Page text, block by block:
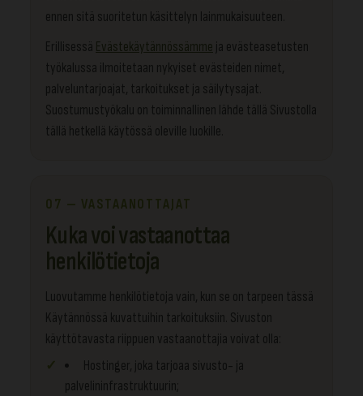
ennen sitä suoritetun käsittelyn lainmukaisuuteen.
Erillisessä Evästekäytännössämme ja evästeasetusten
työkalussa ilmoitetaan nykyiset evästeiden nimet,
palveluntarjoajat, tarkoitukset ja säilytysajat.
Suostumustyökalu on toiminnallinen lähde tällä Sivustolla
tällä hetkellä käytössä oleville luokille.
07 — VASTAANOTTAJAT
Kuka voi vastaanottaa
henkilötietoja
Luovutamme henkilötietoja vain, kun se on tarpeen tässä
Käytännössä kuvattuihin tarkoituksiin. Sivuston
käyttötavasta riippuen vastaanottajia voivat olla:
Hostinger, joka tarjoaa sivusto- ja
palvelininfrastruktuurin;